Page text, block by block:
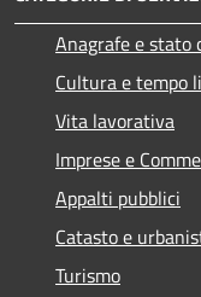
Anagrafe e stato
Cultura e tempo
Vita lavorativa
Imprese e
Appalti pubblici
Catasto e
Turismo